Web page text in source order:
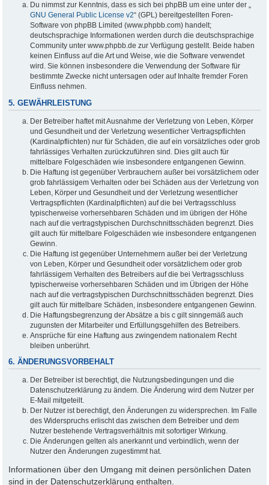
Du nimmst zur Kenntnis, dass es sich bei phpBB um eine unter der „
GNU General Public License v2“ (GPL) bereitgestellten Foren-
Software von phpBB Limited (www.phpbb.com) handelt;
deutschsprachige Informationen werden durch die deutschsprachige
Community unter www.phpbb.de zur Verfügung gestellt. Beide haben
keinen Einfluss auf die Art und Weise, wie die Software verwendet
wird. Sie können insbesondere die Verwendung der Software für
bestimmte Zwecke nicht untersagen oder auf Inhalte fremder Foren
Einfluss nehmen.
5. GEWÄHRLEISTUNG
Der Betreiber haftet mit Ausnahme der Verletzung von Leben, Körper
und Gesundheit und der Verletzung wesentlicher Vertragspflichten
(Kardinalpflichten) nur für Schäden, die auf ein vorsätzliches oder grob
fahrlässiges Verhalten zurückzuführen sind. Dies gilt auch für
mittelbare Folgeschäden wie insbesondere entgangenen Gewinn.
Die Haftung ist gegenüber Verbrauchern außer bei vorsätzlichem oder
grob fahrlässigem Verhalten oder bei Schäden aus der Verletzung von
Leben, Körper und Gesundheit und der Verletzung wesentlicher
Vertragspflichten (Kardinalpflichten) auf die bei Vertragsschluss
typischerweise vorhersehbaren Schäden und im übrigen der Höhe
nach auf die vertragstypischen Durchschnittsschäden begrenzt. Dies
gilt auch für mittelbare Folgeschäden wie insbesondere entgangenen
Gewinn.
Die Haftung ist gegenüber Unternehmern außer bei der Verletzung
von Leben, Körper und Gesundheit oder vorsätzlichem oder grob
fahrlässigem Verhalten des Betreibers auf die bei Vertragsschluss
typischerweise vorhersehbaren Schäden und im Übrigen der Höhe
nach auf die vertragstypischen Durchschnittsschäden begrenzt. Dies
gilt auch für mittelbare Schäden, insbesondere entgangenen Gewinn.
Die Haftungsbegrenzung der Absätze a bis c gilt sinngemäß auch
zugunsten der Mitarbeiter und Erfüllungsgehilfen des Betreibers.
Ansprüche für eine Haftung aus zwingendem nationalem Recht
bleiben unberührt.
6. ÄNDERUNGSVORBEHALT
Der Betreiber ist berechtigt, die Nutzungsbedingungen und die
Datenschutzerklärung zu ändern. Die Änderung wird dem Nutzer per
E-Mail mitgeteilt.
Der Nutzer ist berechtigt, den Änderungen zu widersprechen. Im Falle
des Widerspruchs erlischt das zwischen dem Betreiber und dem
Nutzer bestehende Vertragsverhältnis mit sofortiger Wirkung.
Die Änderungen gelten als anerkannt und verbindlich, wenn der
Nutzer den Änderungen zugestimmt hat.
Informationen über den Umgang mit deinen persönlichen Daten
sind in der Datenschutzerklärung enthalten.